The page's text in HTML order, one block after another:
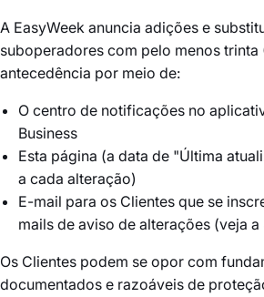
A EasyWeek anuncia adições e
suboperadores com pelo menos trinta
antecedência por meio de:
O centro de notificações no
Business
Esta página (a data de "Última
a cada alteração)
E-mail para os Clientes que se
mails de aviso de alterações (veja a
Os Clientes podem se opor com
documentados e razoáveis de